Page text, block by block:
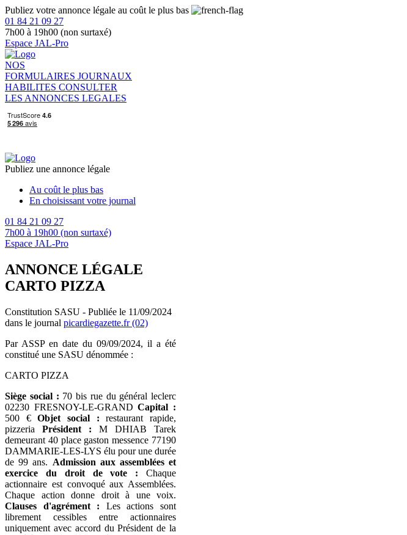
Publiez votre annonce légale au coût le plus bas
01 84 21 09 27
7h00 à 19h00 (non surtaxé)
Espace JAL-Pro
NOS
FORMULAIRES JOURNAUX
HABILITES CONSULTER
LES ANNONCES LEGALES
Publiez une annonce légale
Au coût le plus bas
En choisissant votre journal
01 84 21 09 27
7h00 à 19h00 (non surtaxé)
Espace JAL-Pro
ANNONCE LÉGALE
CARTO PIZZA
Constitution SASU - Publiée le 11/09/2024
dans le journal picardiegazette.fr (02)
Par ASSP en date du 09/09/2024, il a été
constitué une SASU dénommée :
CARTO PIZZA
Siège social : 70 bis rue du général leclerc
02230 FRESNOY-LE-GRANDCapital :
500 €Objet social : restaurant rapide,
pizzeria Président : M DHIAB Tarek
demeurant 40 place gaston messence 77190
DAMMARIE-LES-LYS élu pour une durée
de 99 ans. Admission aux assemblées et
exercice du droit de vote : Chaque
actionnaire est convoqué aux Assemblées.
Chaque action donne droit à une voix.
Clauses d'agrément : Les actions sont
librement cessibles entre actionnaires
uniquement avec accord du Président de la